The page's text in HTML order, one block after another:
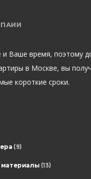
Ваше время, поэтому
в Москве, вы
короткие сроки.
(9)
(13)